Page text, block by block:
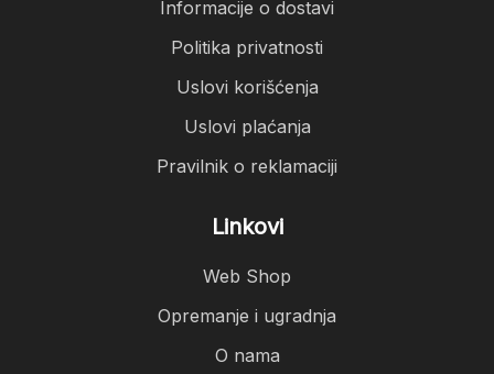
Informacije o dostavi
Politika privatnosti
Uslovi korišćenja
Uslovi plaćanja
Pravilnik o reklamaciji
Linkovi
Web Shop
Opremanje i ugradnja
O nama